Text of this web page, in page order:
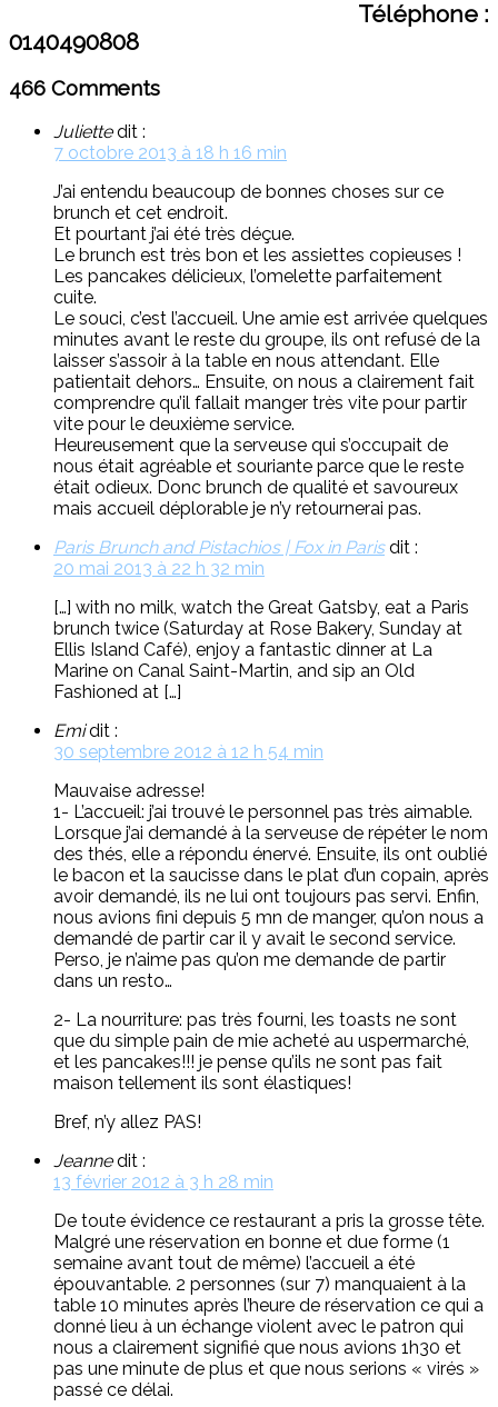
Téléphone :
0140490808
466 Comments
Juliette dit :
7 octobre 2013 à 18 h 16 min
J’ai entendu beaucoup de bonnes choses sur ce
brunch et cet endroit.
Et pourtant j’ai été très déçue.
Le brunch est très bon et les assiettes copieuses !
Les pancakes délicieux, l’omelette parfaitement
cuite.
Le souci, c’est l’accueil. Une amie est arrivée quelques
minutes avant le reste du groupe, ils ont refusé de la
laisser s’assoir à la table en nous attendant. Elle
patientait dehors… Ensuite, on nous a clairement fait
comprendre qu’il fallait manger très vite pour partir
vite pour le deuxième service.
Heureusement que la serveuse qui s’occupait de
nous était agréable et souriante parce que le reste
était odieux. Donc brunch de qualité et savoureux
mais accueil déplorable je n’y retournerai pas.
Paris Brunch and Pistachios | Fox in Paris dit :
20 mai 2013 à 22 h 32 min
[…] with no milk, watch the Great Gatsby, eat a Paris
brunch twice (Saturday at Rose Bakery, Sunday at
Ellis Island Café), enjoy a fantastic dinner at La
Marine on Canal Saint-Martin, and sip an Old
Fashioned at […]
Emi dit :
30 septembre 2012 à 12 h 54 min
Mauvaise adresse!
1- L’accueil: j’ai trouvé le personnel pas très aimable.
Lorsque j’ai demandé à la serveuse de répéter le nom
des thés, elle a répondu énervé. Ensuite, ils ont oublié
le bacon et la saucisse dans le plat d’un copain, après
avoir demandé, ils ne lui ont toujours pas servi. Enfin,
nous avions fini depuis 5 mn de manger, qu’on nous a
demandé de partir car il y avait le second service.
Perso, je n’aime pas qu’on me demande de partir
dans un resto…
2- La nourriture: pas très fourni, les toasts ne sont
que du simple pain de mie acheté au uspermarché,
et les pancakes!!! je pense qu’ils ne sont pas fait
maison tellement ils sont élastiques!
Bref, n’y allez PAS!
Jeanne dit :
13 février 2012 à 3 h 28 min
De toute évidence ce restaurant a pris la grosse tête.
Malgré une réservation en bonne et due forme (1
semaine avant tout de même) l’accueil a été
épouvantable. 2 personnes (sur 7) manquaient à la
table 10 minutes après l’heure de réservation ce qui a
donné lieu à un échange violent avec le patron qui
nous a clairement signifié que nous avions 1h30 et
pas une minute de plus et que nous serions « virés »
passé ce délai.